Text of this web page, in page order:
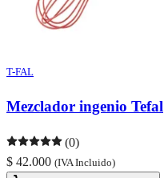
T-FAL
Mezclador ingenio Tefal
(0)
$ 42.000 (IVA Incluido)